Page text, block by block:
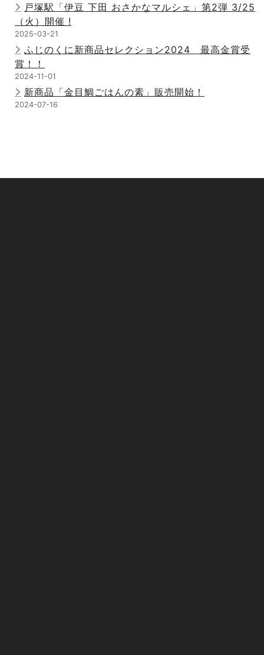
戸塚駅「伊豆 下田 おさかなマルシェ」第2弾 3/25
（火）開催 !
2025-03-21
ふじのくに新商品セレクション2024 最高金賞受
賞！！
2024-11-01
新商品「金目鯛ごはんの素」販売開始！
2024-07-16